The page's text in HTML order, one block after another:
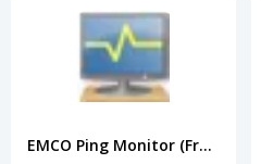
EMCO Ping Monitor (Free Version)